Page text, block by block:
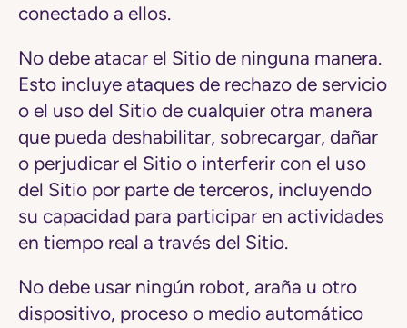
conectado a ellos.
No debe atacar el Sitio de ninguna manera.
Esto incluye ataques de rechazo de servicio
o el uso del Sitio de cualquier otra manera
que pueda deshabilitar, sobrecargar, dañar
o perjudicar el Sitio o interferir con el uso
del Sitio por parte de terceros, incluyendo
su capacidad para participar en actividades
en tiempo real a través del Sitio.
No debe usar ningún robot, araña u otro
dispositivo, proceso o medio automático